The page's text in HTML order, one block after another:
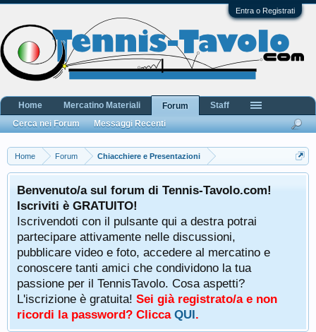
Entra o Registrati
Home Forum Chiacchiere e Presentazioni
Benvenuto/a sul forum di Tennis-Tavolo.com!
Iscriviti è GRATUITO!
Iscrivendoti con il pulsante qui a destra potrai
partecipare attivamente nelle discussioni,
pubblicare video e foto, accedere al mercatino e
conoscere tanti amici che condividono la tua
passione per il TennisTavolo. Cosa aspetti?
L'iscrizione è gratuita! Sei già registrato/a e non
ricordi la password? Clicca QUI.
Home Mercatino Materiali
Forum
Cerca nei Forum
Messaggi Recenti
Staff